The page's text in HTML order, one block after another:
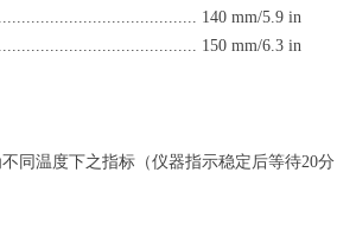
140 mm/5.9 in
150 mm/6.3 in
同温度下之指标（仪器指示稳定后等待20分